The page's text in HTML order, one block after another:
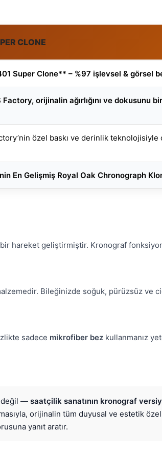
CLONE
Super Clone** – %97 işlevsel & görsel
orijinalin ağırlığını ve dokusunu
özel baskı ve derinlik teknolojisiyle
En Gelişmiş Royal Oak Chronograph
hareket geliştirmiştir. Kronograf
Bileğinizde soğuk, pürüzsüz ve
sadece mikrofiber bez kullanmanız
değil — saatçilik sanatının kronograf
orijinalin tüm duyusal ve estetik
yanıt aratır.